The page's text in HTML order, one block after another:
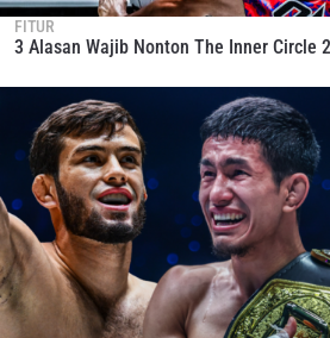
FITUR
3 Alasan Wajib Nonton The Inner Circle